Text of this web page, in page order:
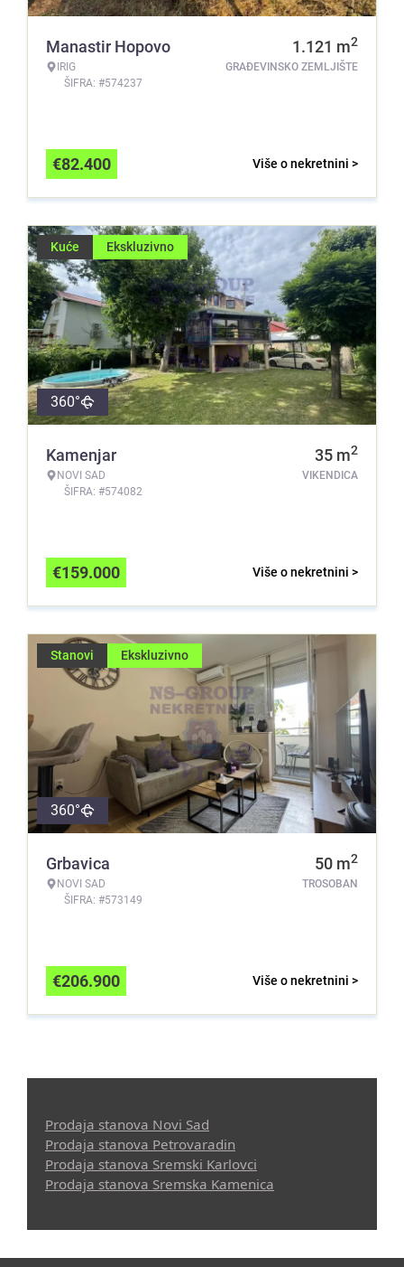
Manastir Hopovo
IRIG
ŠIFRA: #574237
1.121 m2
GRAĐEVINSKO ZEMLJIŠTE
Više o nekretnini >
€82.400
Kuće Ekskluzivno
360°
Kamenjar
NOVI SAD
ŠIFRA: #574082
35 m2
VIKENDICA
Više o nekretnini >
€159.000
Stanovi Ekskluzivno
360°
Grbavica
NOVI SAD
ŠIFRA: #573149
50 m2
TROSOBAN
Više o nekretnini >
€206.900
Prodaja stanova Novi Sad
Prodaja stanova Petrovaradin
Prodaja stanova Sremski Karlovci
Prodaja stanova Sremska Kamenica